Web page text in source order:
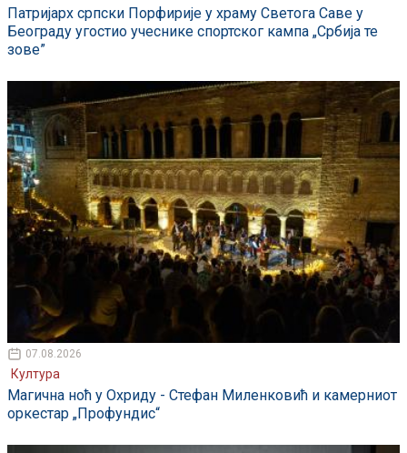
Патријарх српски Порфирије у храму Светога Саве у
Београду угостио учеснике спортског кампа „Србија те
зове”
07.08.2026
Култура
Магична ноћ у Охриду - Стефан Миленковић и камерниот
оркестар „Профундис“